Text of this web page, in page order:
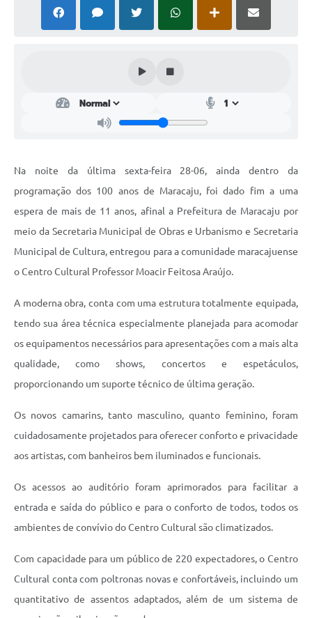
Na noite da última sexta-feira 28-06, ainda dentro da
programação dos 100 anos de Maracaju, foi dado fim a uma
espera de mais de 11 anos, afinal a Prefeitura de Maracaju por
meio da Secretaria Municipal de Obras e Urbanismo e Secretaria
Municipal de Cultura, entregou para a comunidade maracajuense
o Centro Cultural Professor Moacir Feitosa Araújo.
A moderna obra, conta com uma estrutura totalmente equipada,
tendo sua área técnica especialmente planejada para acomodar
os equipamentos necessários para apresentações com a mais alta
qualidade, como shows, concertos e espetáculos,
proporcionando um suporte técnico de última geração.
Os novos camarins, tanto masculino, quanto feminino, foram
cuidadosamente projetados para oferecer conforto e privacidade
aos artistas, com banheiros bem iluminados e funcionais.
Os acessos ao auditório foram aprimorados para facilitar a
entrada e saída do público e para o conforto de todos, todos os
ambientes de convívio do Centro Cultural são climatizados.
Com capacidade para um público de 220 expectadores, o Centro
Cultural conta com poltronas novas e confortáveis, incluindo um
quantitativo de assentos adaptados, além de um sistema de